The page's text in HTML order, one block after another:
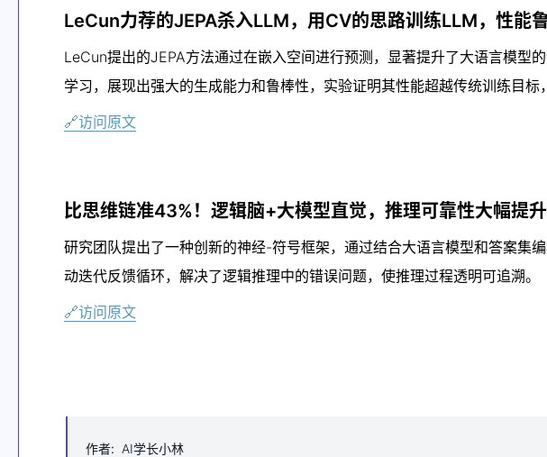
LeCun力荐的JEPA杀入LLM，用CV的思路训练LLM，性能
LeCun提出的JEPA方法通过在嵌入空间进行预测，显著提升了大语言模型
学习，展现出强大的生成能力和鲁棒性，实验证明其性能超越传统训练目标
🔗访问原文
比思维链准43%！逻辑脑+大模型直觉，推理可靠性大幅提升
研究团队提出了一种创新的神经-符号框架，通过结合大语言模型和答案集
动迭代反馈循环，解决了逻辑推理中的错误问题，使推理过程透明可追溯。
🔗访问原文
作者: AI学长小林